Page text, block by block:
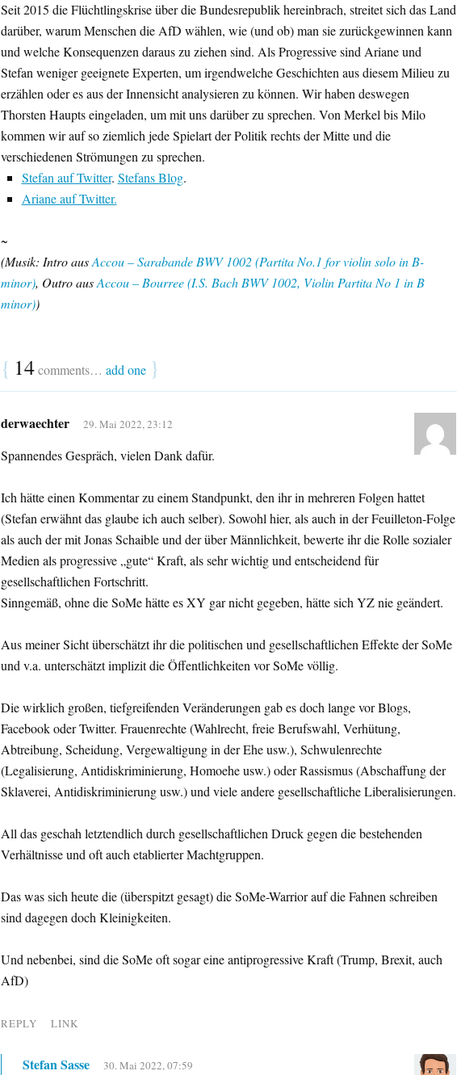
Seit 2015 die Flüchtlingskrise über die Bundesrepublik hereinbrach, streitet sich das Land
darüber, warum Menschen die AfD wählen, wie (und ob) man sie zurückgewinnen kann
und welche Konsequenzen daraus zu ziehen sind. Als Progressive sind Ariane und
Stefan weniger geeignete Experten, um irgendwelche Geschichten aus diesem Milieu zu
erzählen oder es aus der Innensicht analysieren zu können. Wir haben deswegen
Thorsten Haupts eingeladen, um mit uns darüber zu sprechen. Von Merkel bis Milo
kommen wir auf so ziemlich jede Spielart der Politik rechts der Mitte und die
verschiedenen Strömungen zu sprechen.
Stefan auf Twitter. Stefans Blog.
Ariane auf Twitter.
~
(Musik: Intro ausAccou – Sarabande BWV 1002 (Partita No.1 for violin solo in B-
minor), Outro ausAccou – Bourree (I.S. Bach BWV 1002, Violin Partita No 1 in B
minor))
{ 14comments… add one }
derwaechter 29. Mai 2022, 23:12
Spannendes Gespräch, vielen Dank dafür.
Ich hätte einen Kommentar zu einem Standpunkt, den ihr in mehreren Folgen hattet
(Stefan erwähnt das glaube ich auch selber). Sowohl hier, als auch in der Feuilleton-Folge
als auch der mit Jonas Schaible und der über Männlichkeit, bewerte ihr die Rolle sozialer
Medien als progressive „gute“ Kraft, als sehr wichtig und entscheidend für
gesellschaftlichen Fortschritt.
Sinngemäß, ohne die SoMe hätte es XY gar nicht gegeben, hätte sich YZ nie geändert.
Aus meiner Sicht überschätzt ihr die politischen und gesellschaftlichen Effekte der SoMe
und v.a. unterschätzt implizit die Öffentlichkeiten vor SoMe völlig.
Die wirklich großen, tiefgreifenden Veränderungen gab es doch lange vor Blogs,
Facebook oder Twitter. Frauenrechte (Wahlrecht, freie Berufswahl, Verhütung,
Abtreibung, Scheidung, Vergewaltigung in der Ehe usw.), Schwulenrechte
(Legalisierung, Antidiskriminierung, Homoehe usw.) oder Rassismus (Abschaffung der
Sklaverei, Antidiskriminierung usw.) und viele andere gesellschaftliche Liberalisierungen.
All das geschah letztendlich durch gesellschaftlichen Druck gegen die bestehenden
Verhältnisse und oft auch etablierter Machtgruppen.
Das was sich heute die (überspitzt gesagt) die SoMe-Warrior auf die Fahnen schreiben
sind dagegen doch Kleinigkeiten.
Und nebenbei, sind die SoMe oft sogar eine antiprogressive Kraft (Trump, Brexit, auch
AfD)
REPLY LINK
Stefan Sasse 30. Mai 2022, 07:59